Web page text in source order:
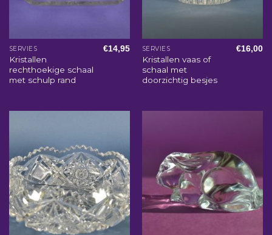
SERVIES
Kristallen
rechthoekige schaal
met schulp rand
€14,95 SERVIES
Kristallen vaas of
schaal met
doorzichtig besjes
€16,00